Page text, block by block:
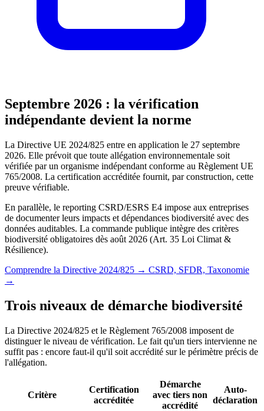
Septembre 2026 : la vérification
indépendante devient la norme
La Directive UE 2024/825 entre en application le 27 septembre
2026. Elle prévoit que toute allégation environnementale soit
vérifiée par un organisme indépendant conforme au Règlement UE
765/2008. La certification accréditée fournit, par construction, cette
preuve vérifiable.
En parallèle, le reporting CSRD/ESRS E4 impose aux entreprises
de documenter leurs impacts et dépendances biodiversité avec des
données auditables. La commande publique intègre des critères
biodiversité obligatoires dès août 2026 (Art. 35 Loi Climat &
Résilience).
Comprendre la Directive 2024/825 → CSRD, SFDR, Taxonomie
→
Trois niveaux de démarche biodiversité
La Directive 2024/825 et le Règlement 765/2008 imposent de
distinguer le niveau de vérification. Le fait qu'un tiers intervienne ne
suffit pas : encore faut-il qu'il soit accrédité sur le périmètre précis de
l'allégation.
Critère
Certification
accréditée
Démarche
avec tiers non
accrédité
Auto-
déclaration